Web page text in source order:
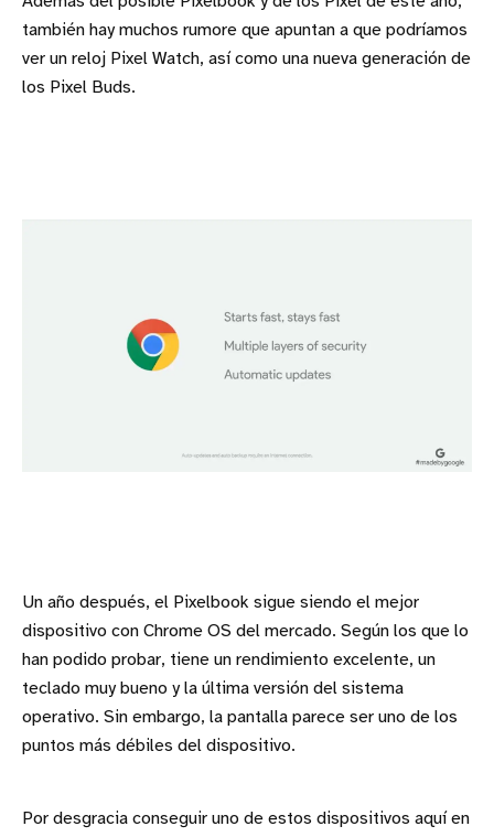
también hay muchos rumore que apuntan a que podríamos
ver un reloj Pixel Watch, así como una nueva generación de
los Pixel Buds.
Un año después, el Pixelbook sigue siendo el mejor
dispositivo con Chrome OS del mercado. Según los que lo
han podido probar, tiene un rendimiento excelente, un
teclado muy bueno y la última versión del sistema
operativo. Sin embargo, la pantalla parece ser uno de los
puntos más débiles del dispositivo.
Por desgracia conseguir uno de estos dispositivos aquí en